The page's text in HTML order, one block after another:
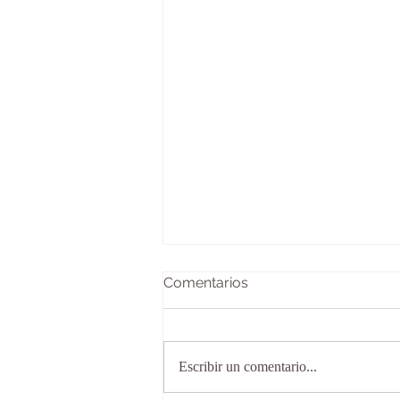
La columna vertebral
Comentarios
Escribir un comentario...